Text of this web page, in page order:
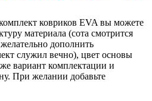
ковриков EVA вы можете
материала (сота смотрится
дополнить
служил вечно), цвет основы
вариант комплектации и
При желании добавьте